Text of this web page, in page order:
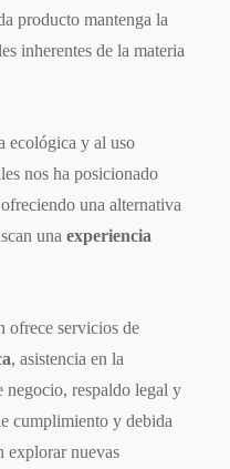
producto mantenga la
inherentes de la materia
ecológica y al uso
nos ha posicionado
una alternativa
una experiencia
ofrece servicios de
, asistencia en la
negocio, respaldo legal y
cumplimiento y debida
explorar nuevas